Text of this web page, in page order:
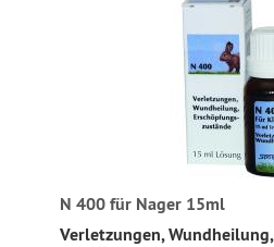
N 400 für Nager 15ml
Verletzungen, Wundheilung,